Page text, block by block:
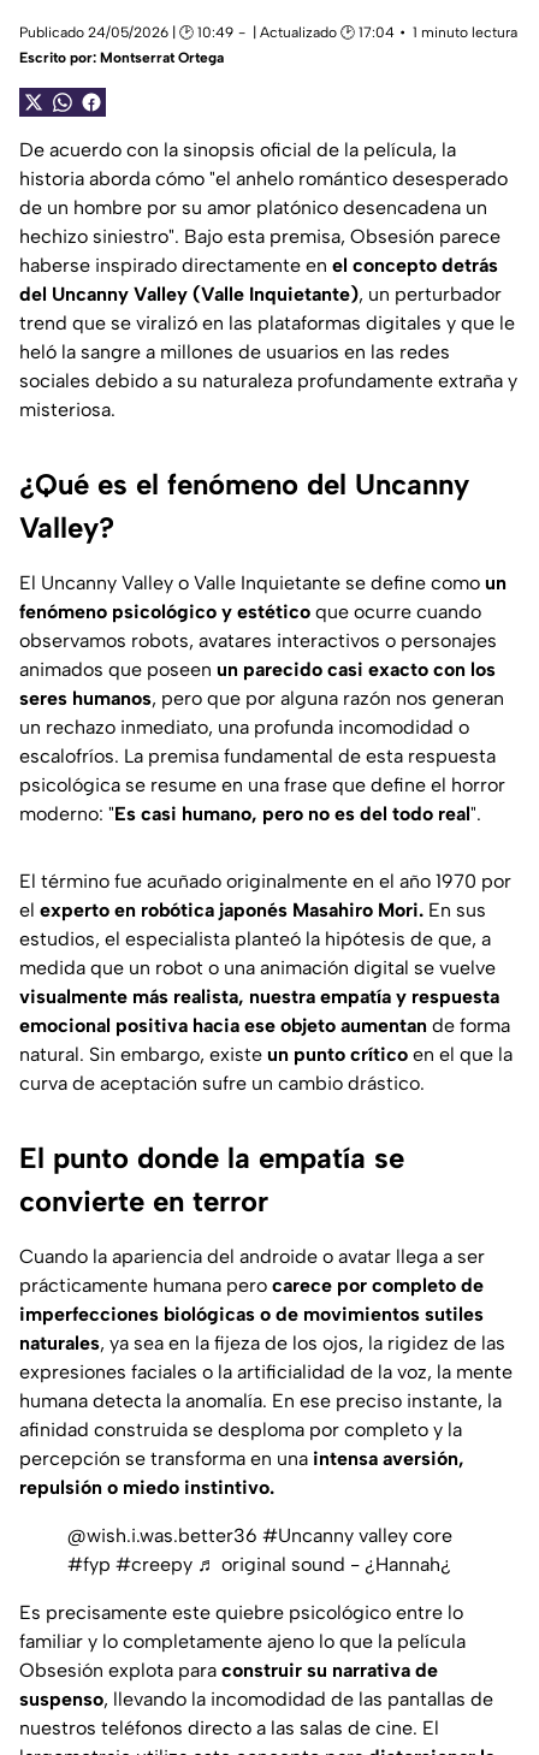
Publicado 24/05/2026 | 🕑 10:49 | Actualizado 🕑 17:04
1 minuto lectura
Escrito por: Montserrat Ortega
De acuerdo con la sinopsis oficial de la película, la
historia aborda cómo "el anhelo romántico desesperado
de un hombre por su amor platónico desencadena un
hechizo siniestro". Bajo esta premisa, Obsesión parece
haberse inspirado directamente en el concepto detrás
del Uncanny Valley (Valle Inquietante), un perturbador
trend que se viralizó en las plataformas digitales y que le
heló la sangre a millones de usuarios en las redes
sociales debido a su naturaleza profundamente extraña y
misteriosa.
¿Qué es el fenómeno del Uncanny
Valley?
El Uncanny Valley o Valle Inquietante se define como un
fenómeno psicológico y estético que ocurre cuando
observamos robots, avatares interactivos o personajes
animados que poseen un parecido casi exacto con los
seres humanos, pero que por alguna razón nos generan
un rechazo inmediato, una profunda incomodidad o
escalofríos. La premisa fundamental de esta respuesta
psicológica se resume en una frase que define el horror
moderno: "Es casi humano, pero no es del todo real".
El término fue acuñado originalmente en el año 1970 por
el experto en robótica japonés Masahiro Mori. En sus
estudios, el especialista planteó la hipótesis de que, a
medida que un robot o una animación digital se vuelve
visualmente más realista, nuestra empatía y respuesta
emocional positiva hacia ese objeto aumentan de forma
natural. Sin embargo, existe un punto crítico en el que la
curva de aceptación sufre un cambio drástico.
El punto donde la empatía se
convierte en terror
Cuando la apariencia del androide o avatar llega a ser
prácticamente humana pero carece por completo de
imperfecciones biológicas o de movimientos sutiles
naturales, ya sea en la fijeza de los ojos, la rigidez de las
expresiones faciales o la artificialidad de la voz, la mente
humana detecta la anomalía. En ese preciso instante, la
afinidad construida se desploma por completo y la
percepción se transforma en una intensa aversión,
repulsión o miedo instintivo.
@wish.i.was.better36 #Uncanny valley core
#fyp #creepy ♬ original sound - ¿Hannah¿
Es precisamente este quiebre psicológico entre lo
familiar y lo completamente ajeno lo que la película
Obsesión explota para construir su narrativa de
suspenso, llevando la incomodidad de las pantallas de
nuestros teléfonos directo a las salas de cine. El